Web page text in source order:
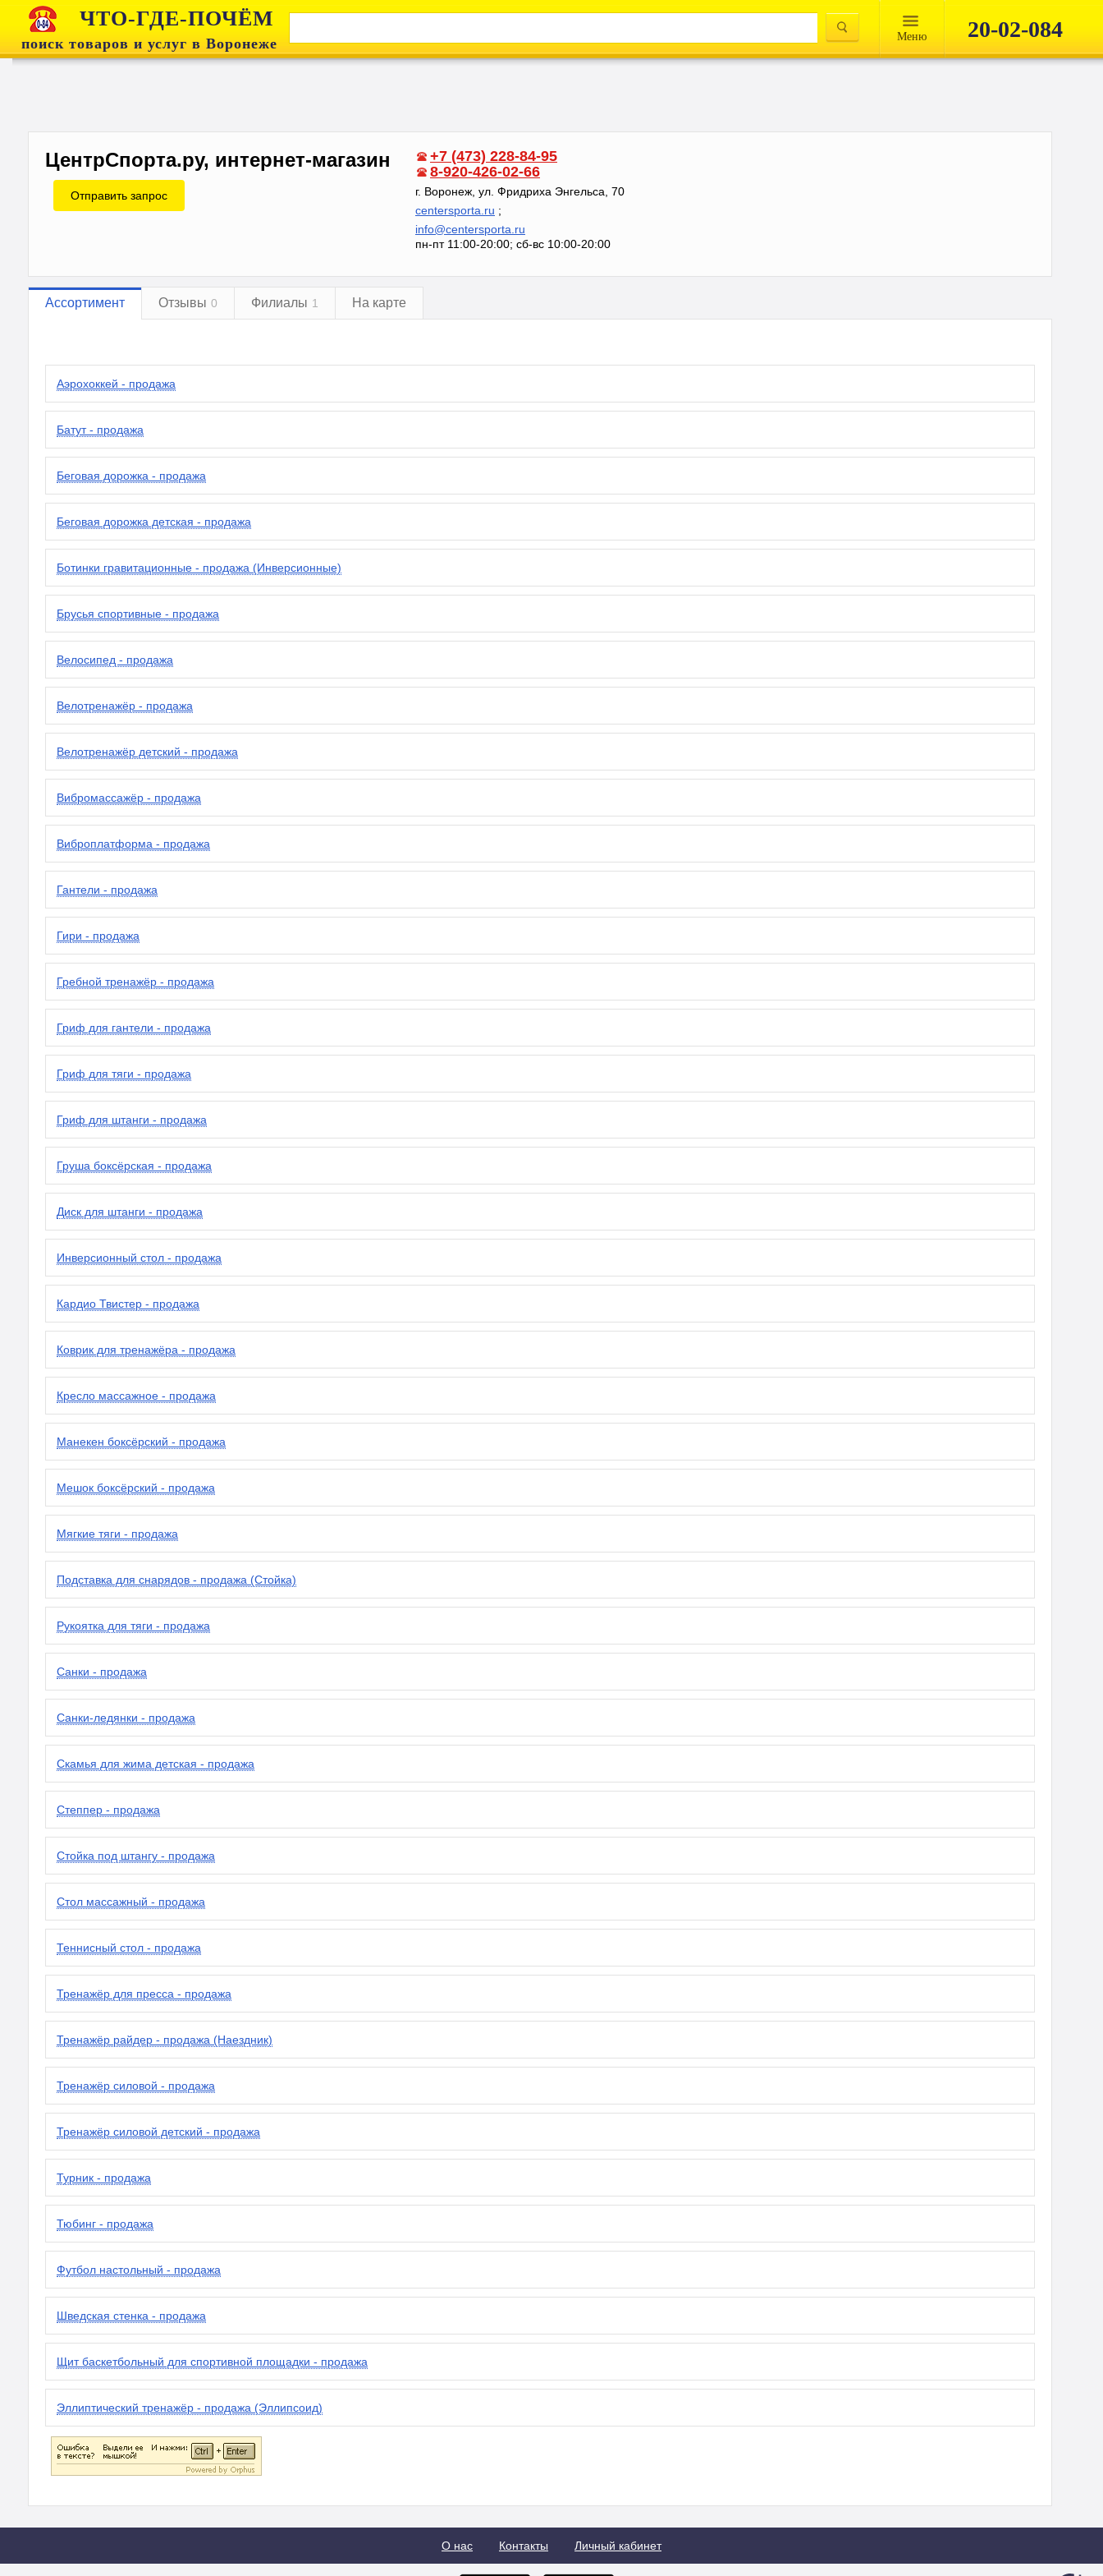
ЧТО-ГДЕ-ПОЧЁМ
поиск товаров и услуг в Воронеже Mеню 20-02-084
ЦентрСпорта.ру, интернет-магазин
Отправить запрос
+7 (473) 228-84-95
8-920-426-02-66
г. Воронеж, ул. Фридриха Энгельса, 70
centersporta.ru ;
info@centersporta.ru
пн-пт 11:00-20:00; сб-вс 10:00-20:00
Ассортимент Отзывы 0 Филиалы 1 На карте
Аэрохоккей - продажа
Батут - продажа
Беговая дорожка - продажа
Беговая дорожка детская - продажа
Ботинки гравитационные - продажа (Инверсионные)
Брусья спортивные - продажа
Велосипед - продажа
Велотренажёр - продажа
Велотренажёр детский - продажа
Вибромассажёр - продажа
Виброплатформа - продажа
Гантели - продажа
Гири - продажа
Гребной тренажёр - продажа
Гриф для гантели - продажа
Гриф для тяги - продажа
Гриф для штанги - продажа
Груша боксёрская - продажа
Диск для штанги - продажа
Инверсионный стол - продажа
Кардио Твистер - продажа
Коврик для тренажёра - продажа
Кресло массажное - продажа
Манекен боксёрский - продажа
Мешок боксёрский - продажа
Мягкие тяги - продажа
Подставка для снарядов - продажа (Стойка)
Рукоятка для тяги - продажа
Санки - продажа
Санки-ледянки - продажа
Скамья для жима детская - продажа
Степпер - продажа
Стойка под штангу - продажа
Стол массажный - продажа
Теннисный стол - продажа
Тренажёр для пресса - продажа
Тренажёр райдер - продажа (Наездник)
Тренажёр силовой - продажа
Тренажёр силовой детский - продажа
Турник - продажа
Тюбинг - продажа
Футбол настольный - продажа
Шведская стенка - продажа
Щит баскетбольный для спортивной площадки - продажа
Эллиптический тренажёр - продажа (Эллипсоид)
О нас Контакты Личный кабинет